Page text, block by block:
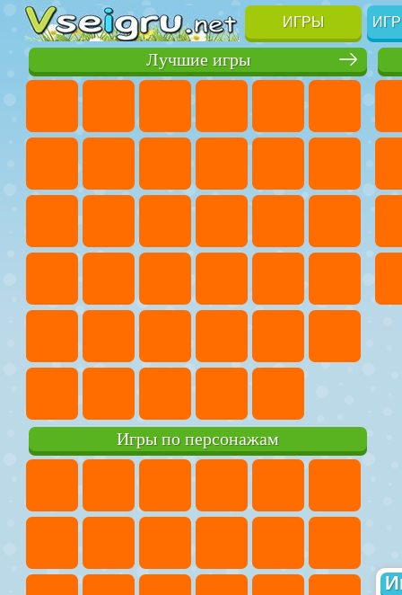
ИГРЫ
Лучшие игры
Игры по персонажам